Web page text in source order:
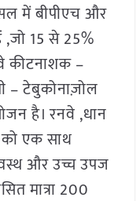
में बीपीएच और
,जो 15 से 25%
कीटनाशक –
– टेबुकोनाज़ोल
है। रनवे ,धान
एक साथ
और उच्च उपज
मात्रा 200